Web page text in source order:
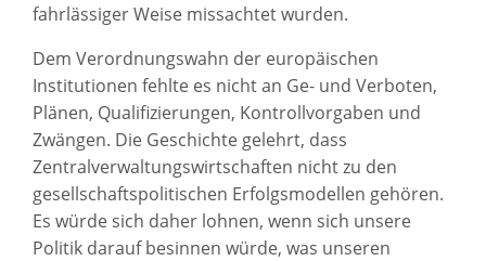
fahrlässiger Weise missachtet wurden.
Dem Verordnungswahn der europäischen
Institutionen fehlte es nicht an Ge- und Verboten,
Plänen, Qualifizierungen, Kontrollvorgaben und
Zwängen. Die Geschichte gelehrt, dass
Zentralverwaltungswirtschaften nicht zu den
gesellschaftspolitischen Erfolgsmodellen gehören.
Es würde sich daher lohnen, wenn sich unsere
Politik darauf besinnen würde, was unseren